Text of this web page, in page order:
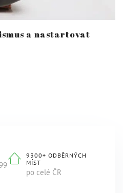
a nastartovat
9300+ ODBĚRNÝCH
MÍST
po celé ČR